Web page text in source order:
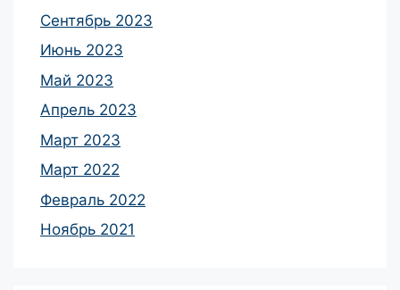
Сентябрь 2023
Июнь 2023
Май 2023
Апрель 2023
Март 2023
Март 2022
Февраль 2022
Ноябрь 2021